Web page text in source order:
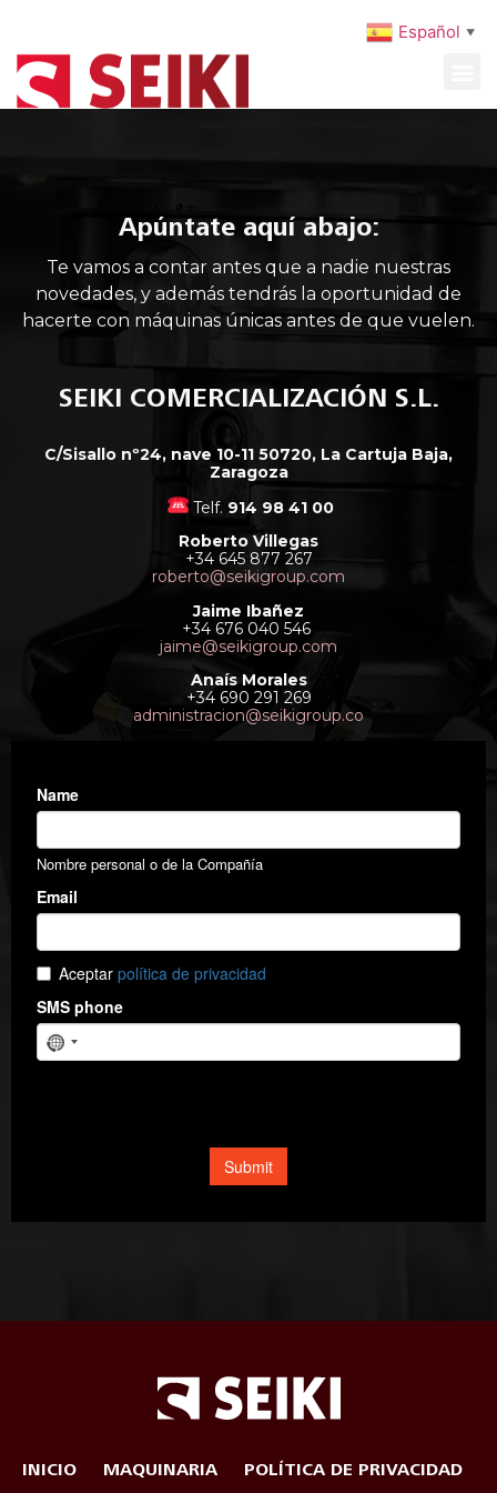
Apúntate aquí abajo:
Te vamos a contar antes que a nadie nuestras
novedades, y además tendrás la oportunidad de
hacerte con máquinas únicas antes de que vuelen.
SEIKI COMERCIALIZACIÓN S.L.
C/Sisallo nº24, nave 10-11 50720, La Cartuja Baja,
Zaragoza
Telf. 914 98 41 00
Roberto Villegas
+34 645 877 267
roberto@seikigroup.com
Jaime Ibañez
+34 676 040 546
jaime@seikigroup.com
Anaís Morales
+34 690 291 269
administracion@seikigroup.co
INICIO MAQUINARIA POLÍTICA DE PRIVACIDAD
Español ▼